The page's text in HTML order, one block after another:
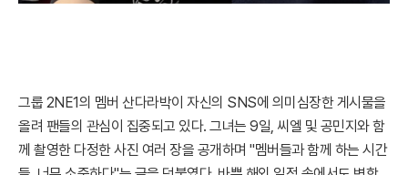
그룹 2NE1의 멤버 산다라박이 자신의 SNS에 의미심장한 게시물을
올려 팬들의 관심이 집중되고 있다. 그녀는 9일, 씨엘 및 공민지와 함
께 촬영한 다정한 사진 여러 장을 공개하며 "멤버들과 함께 하는 시간